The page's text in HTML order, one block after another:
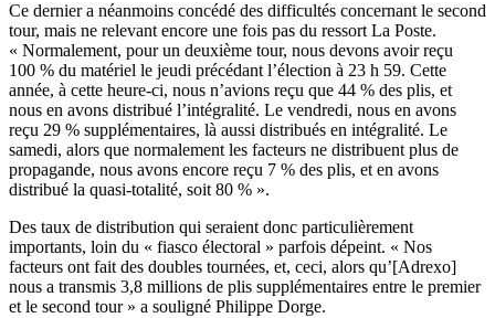
Ce dernier a néanmoins concédé des difficultés concernant le second
tour, mais ne relevant encore une fois pas du ressort La Poste.
« Normalement, pour un deuxième tour, nous devons avoir reçu
100 % du matériel le jeudi précédant l’élection à 23 h 59. Cette
année, à cette heure-ci, nous n’avions reçu que 44 % des plis, et
nous en avons distribué l’intégralité. Le vendredi, nous en avons
reçu 29 % supplémentaires, là aussi distribués en intégralité. Le
samedi, alors que normalement les facteurs ne distribuent plus de
propagande, nous avons encore reçu 7 % des plis, et en avons
distribué la quasi-totalité, soit 80 % ».
Des taux de distribution qui seraient donc particulièrement
importants, loin du « fiasco électoral » parfois dépeint. « Nos
facteurs ont fait des doubles tournées, et, ceci, alors qu’[Adrexo]
nous a transmis 3,8 millions de plis supplémentaires entre le premier
et le second tour » a souligné Philippe Dorge.